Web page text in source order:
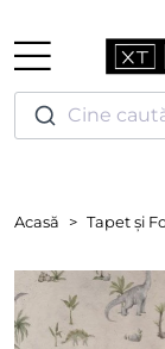
Cine
Acasă Tapet și